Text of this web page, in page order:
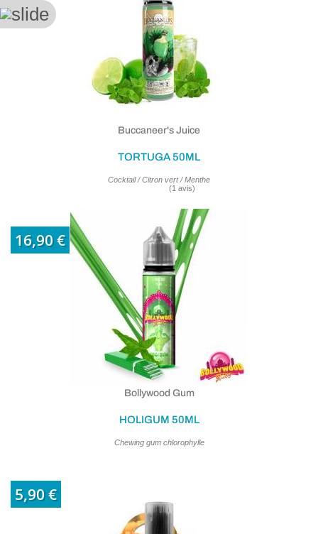
Buccaneer's Juice
TORTUGA 50ML
Cocktail / Citron vert / Menthe
16,90 €
Bollywood Gum
HOLIGUM 50ML
Chewing gum chlorophylle
5,90 €